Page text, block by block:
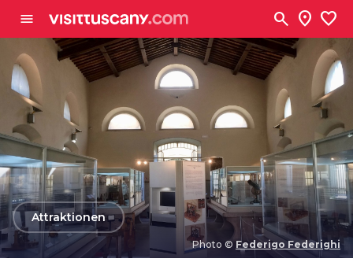
menu search location_on favorite
Photo © Federigo Federighi
arrow_backAttraktionen